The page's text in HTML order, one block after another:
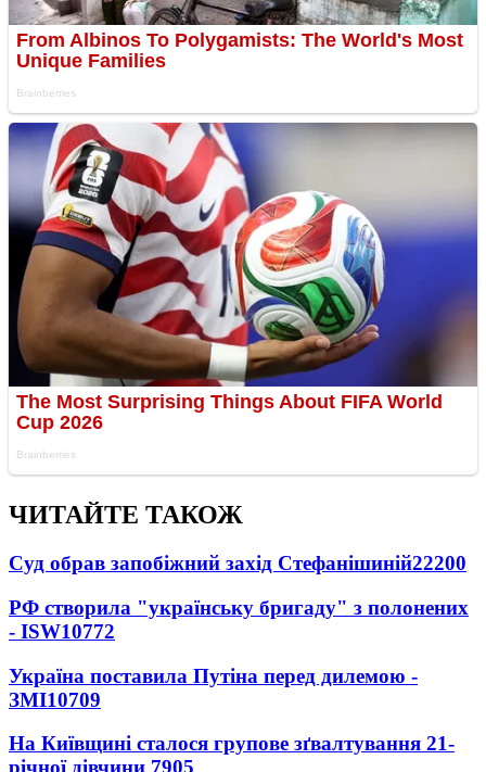
ЧИТАЙТЕ ТАКОЖ
Суд обрав запобіжний захід Стефанішиній22200
РФ створила "українську бригаду" з полонених
- ISW10772
Україна поставила Путіна перед дилемою -
ЗМІ10709
На Київщині сталося групове зґвалтування 21-